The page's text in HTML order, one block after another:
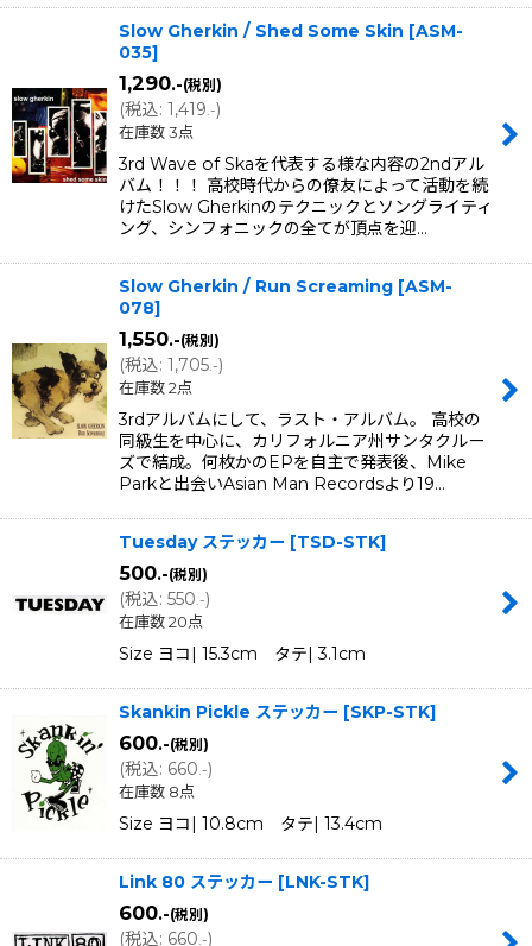
Slow Gherkin / Shed Some Skin [ASM-
035]
1,290.-(税別)
(税込: 1,419 .-)
在庫数 3点
3rd Wave of Skaを代表する様な内容の2ndアル
バム！！！ 高校時代からの僚友によって活動を続
けたSlow Gherkinのテクニックとソングライティ
ング、シンフォニックの全てが頂点を迎…
Slow Gherkin / Run Screaming [ASM-
078]
1,550.-(税別)
(税込: 1,705 .-)
在庫数 2点
3rdアルバムにして、ラスト・アルバム。 高校の
同級生を中心に、カリフォルニア州サンタクルー
ズで結成。何枚かのEPを自主で発表後、Mike
Parkと出会いAsian Man Recordsより19…
Tuesday ステッカー [TSD-STK]
500.-(税別)
(税込: 550 .-)
在庫数 20点
Size ヨコ| 15.3cm タテ| 3.1cm
Skankin Pickle ステッカー [SKP-STK]
600.-(税別)
(税込: 660 .-)
在庫数 8点
Size ヨコ| 10.8cm タテ| 13.4cm
Link 80 ステッカー [LNK-STK]
600.-(税別)
(税込: 660 .-)